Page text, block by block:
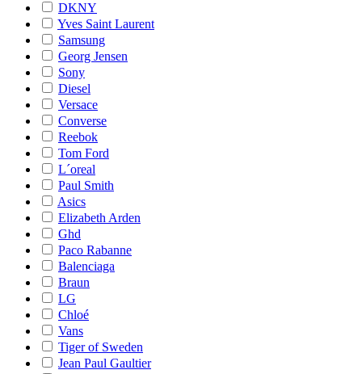
DKNY
Yves Saint Laurent
Samsung
Georg Jensen
Sony
Diesel
Versace
Converse
Reebok
Tom Ford
L´oreal
Paul Smith
Asics
Elizabeth Arden
Ghd
Paco Rabanne
Balenciaga
Braun
LG
Chloé
Vans
Tiger of Sweden
Jean Paul Gaultier